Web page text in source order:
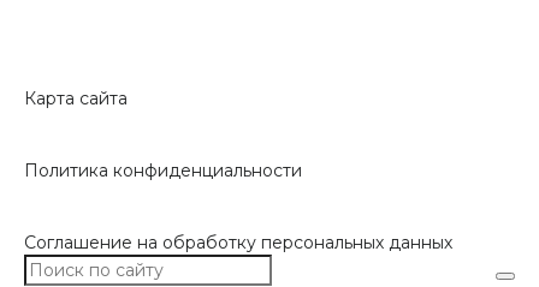
Карта сайта
Политика конфиденциальности
Соглашение на обработку персональных данных